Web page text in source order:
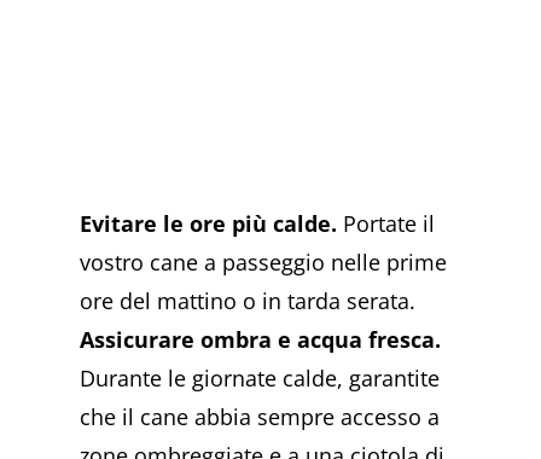
Evitare le ore più calde. Portate il
vostro cane a passeggio nelle prime
ore del mattino o in tarda serata.
Assicurare ombra e acqua fresca.
Durante le giornate calde, garantite
che il cane abbia sempre accesso a